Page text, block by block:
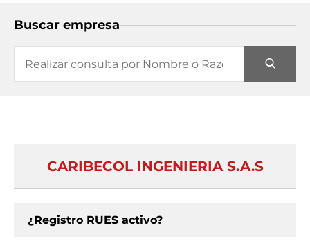
Buscar empresa
CARIBECOL INGENIERIA S.A.S
¿Registro RUES activo?